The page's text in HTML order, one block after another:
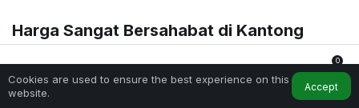
Harga Sangat Bersahabat di Kantong
Meskipun menyajikan menu-menu bertekstur
premium dan porsi yang mengenyangkan
(termasuk es teh ukuran jumbo), seluruh harga
Cookies are used to ensure the best experience on this
website.
Accept
Home My Account Notifications
0